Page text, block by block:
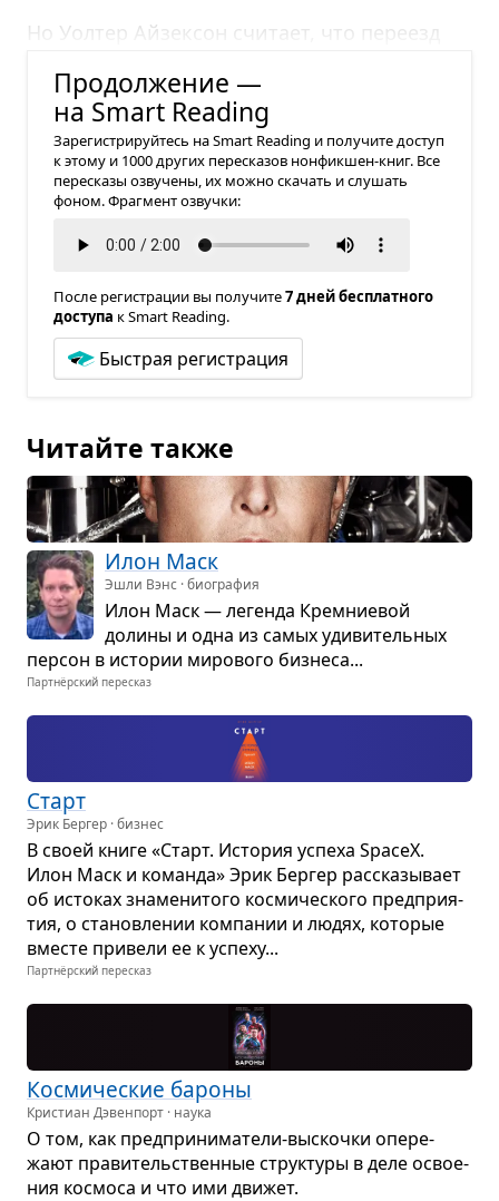
Но Уолтер Айзексон считает, что переезд
Продолжение —
на Smart Reading
Зарегистрируйтесь на Smart Reading и получите доступ
к этому и 1000 других пересказов нонфикшен-книг. Все
пересказы озвучены, их можно скачать и слушать
фоном. Фрагмент озвучки:
После регистрации вы получите7 дней бесплатного
доступа к Smart Reading.
Быстрая регистрация
Читайте также
Илон Маск
Эшли Вэнс · биография
Илон Маск — легенда Крем­ни­е­вой
долины и одна из самых уди­ви­тель­ных
пер­сон в исто­рии миро­вого биз­неса...
Партнёрский пересказ
Старт
Эрик Бергер · бизнес
В своей книге «Старт. Исто­рия успеха SpaceX.
Илон Маск и команда» Эрик Бер­гер рас­ска­зы­вает
об исто­ках зна­ме­ни­того кос­ми­че­ского пред­при­я­
тия, о ста­нов­ле­нии ком­па­нии и людях, кото­рые
вме­сте при­вели ее к успеху...
Партнёрский пересказ
Кос­ми­че­ские бароны
Кристиан Дэвенпорт · наука
О том, как пред­при­ни­ма­тели-выскочки опе­ре­
жают пра­ви­тель­ствен­ные струк­туры в деле осво­е­
ния кос­моса и что ими дви­жет.